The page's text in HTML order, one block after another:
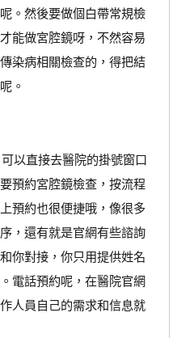
。然後要做個白帶常規檢
能做宮腔鏡呀，不然容易
染病相關檢查的，得把結
。
直接去醫院的掛號窗口
預約宮腔鏡檢查，按流程
預約也很便捷哦，像很多
，還有就是官網有些諮詢
你對接，你只用提供姓名
電話預約呢，在醫院官網
人員自己的需求和信息就